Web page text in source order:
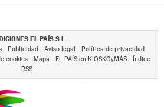
EL PAÍS S.L.
Publicidad Aviso legal
Política de privacidad
cookies Mapa EL PAÍS en KIOSKOyMÁS
Índice
RSS